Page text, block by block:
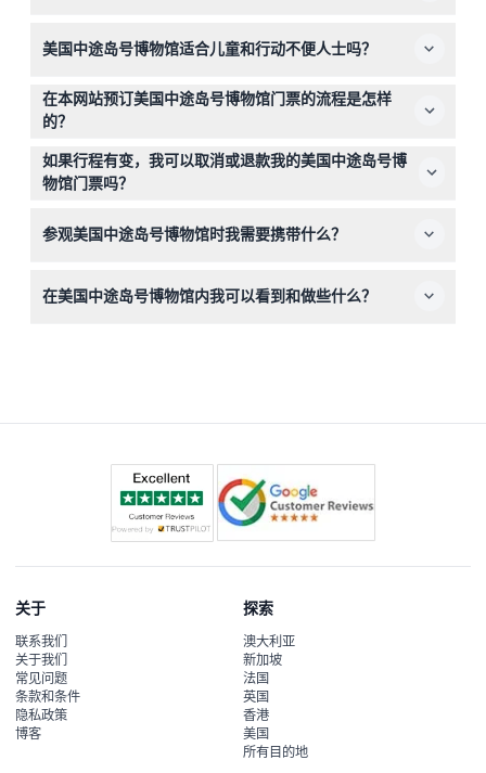
分体验自助语音导览和展览。
美国中途岛号博物馆适合儿童和行动不便人士吗？
是的，博物馆欢迎6岁及以上的游客，6岁以下儿童免费入
场。博物馆设有婴儿车和轮椅无障碍设施，确保每个人都能
享受参观体验。
在本网站预订美国中途岛号博物馆门票的流程是怎样
的？
您可以在这里轻松在线预订并支付美国中途岛号博物馆门
票。您的门票将为您提供跳过排队的优先入场和当天多次进
出便利，确保无忧参观。
如果行程有变，我可以取消或退款我的美国中途岛号博
物馆门票吗？
订前确认您的计划。
参观美国中途岛号博物馆时我需要携带什么？
以及可选的相机，用来拍摄独特展览和圣地亚哥湾的壮丽景
在美国中途岛号博物馆内我可以看到和做些什么？
关于
联系我们
关于我们
常见问题
条款和条件
隐私政策
博客
探索
澳大利亚
新加坡
法国
英国
香港
美国
所有目的地